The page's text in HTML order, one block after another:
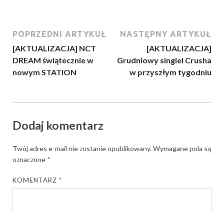
POPRZEDNI ARTYKUŁ
[AKTUALIZACJA] NCT
DREAM świątecznie w
nowym STATION
NASTĘPNY ARTYKUŁ
[AKTUALIZACJA]
Grudniowy singiel Crusha
w przyszłym tygodniu
Dodaj komentarz
Twój adres e-mail nie zostanie opublikowany.Wymagane pola są
oznaczone *
KOMENTARZ*